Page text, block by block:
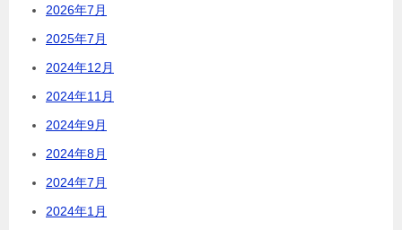
2026年7月
2025年7月
2024年12月
2024年11月
2024年9月
2024年8月
2024年7月
2024年1月